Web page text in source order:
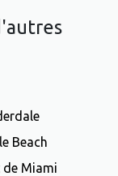
Beach
Miami